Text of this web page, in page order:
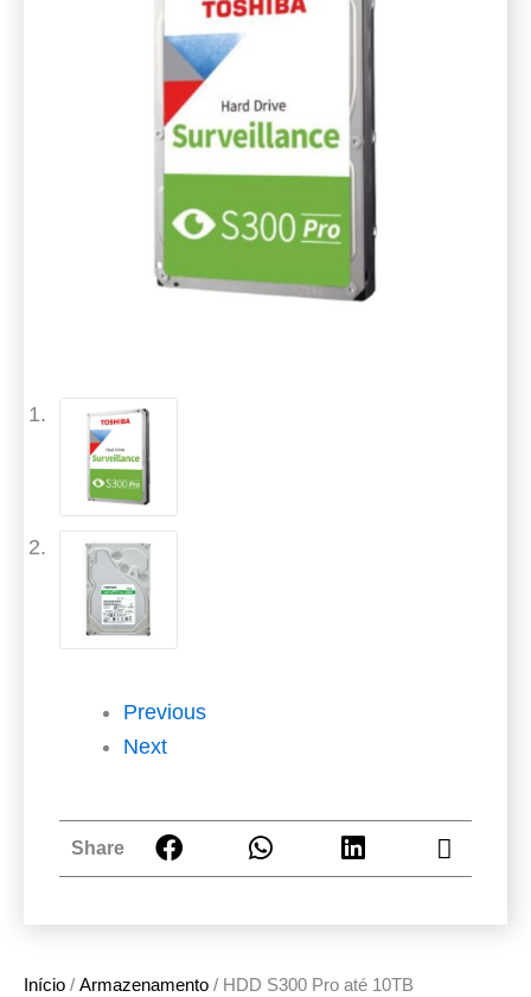
Início / Armazenamento / HDD S300 Pro até 10TB
Previous
Next
Share